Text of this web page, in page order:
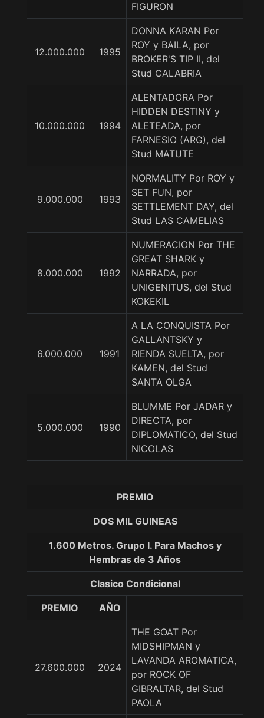
FIGURON
12.000.000 1995
DONNA KARAN Por
ROY y BAILA, por
BROKER'S TIP II, del
Stud CALABRIA
10.000.000 1994
ALENTADORA Por
HIDDEN DESTINY y
ALETEADA, por
FARNESIO (ARG), del
Stud MATUTE
9.000.000 1993
NORMALITY Por ROY y
SET FUN, por
SETTLEMENT DAY, del
Stud LAS CAMELIAS
8.000.000 1992
NUMERACION Por THE
GREAT SHARK y
NARRADA, por
UNIGENITUS, del Stud
KOKEKIL
6.000.000 1991
A LA CONQUISTA Por
GALLANTSKY y
RIENDA SUELTA, por
KAMEN, del Stud
SANTA OLGA
5.000.000 1990
BLUMME Por JADAR y
DIRECTA, por
DIPLOMATICO, del Stud
NICOLAS
PREMIO
DOS MIL GUINEAS
1.600 Metros. Grupo I. Para Machos y
Hembras de 3 Años
Clasico Condicional
PREMIO AÑO
27.600.000 2024
THE GOAT Por
MIDSHIPMAN y
LAVANDA AROMATICA,
por ROCK OF
GIBRALTAR, del Stud
PAOLA